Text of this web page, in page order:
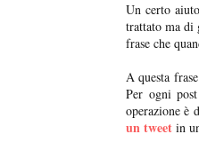
Un certo
trattato ma di
frase che
A questa
Per ogni
operazione è
un tweet in